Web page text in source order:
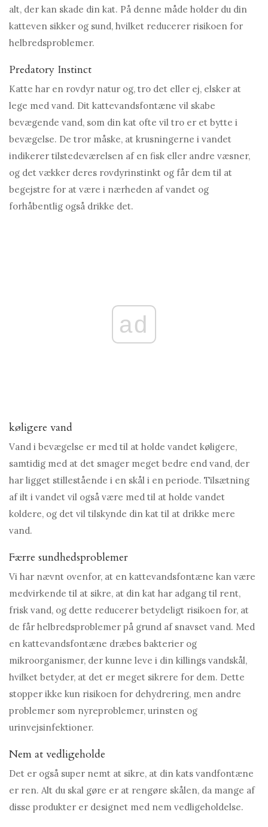
alt, der kan skade din kat. På denne måde holder du din
katteven sikker og sund, hvilket reducerer risikoen for
helbredsproblemer.
Predatory Instinct
Katte har en rovdyr natur og, tro det eller ej, elsker at
lege med vand. Dit kattevandsfontæne vil skabe
bevægende vand, som din kat ofte vil tro er et bytte i
bevægelse. De tror måske, at krusningerne i vandet
indikerer tilstedeværelsen af ​​en fisk eller andre væsner,
og det vækker deres rovdyrinstinkt og får dem til at
begejstre for at være i nærheden af ​​vandet og
forhåbentlig også drikke det.
ad
køligere vand
Vand i bevægelse er med til at holde vandet køligere,
samtidig med at det smager meget bedre end vand, der
har ligget stillestående i en skål i en periode. Tilsætning
af ilt i vandet vil også være med til at holde vandet
koldere, og det vil tilskynde din kat til at drikke mere
vand.
Færre sundhedsproblemer
Vi har nævnt ovenfor, at en kattevandsfontæne kan være
medvirkende til at sikre, at din kat har adgang til rent,
frisk vand, og dette reducerer betydeligt risikoen for, at
de får helbredsproblemer på grund af snavset vand. Med
en kattevandsfontæne dræbes bakterier og
mikroorganismer, der kunne leve i din killings vandskål,
hvilket betyder, at det er meget sikrere for dem. Dette
stopper ikke kun risikoen for dehydrering, men andre
problemer som nyreproblemer, urinsten og
urinvejsinfektioner.
Nem at vedligeholde
Det er også super nemt at sikre, at din kats vandfontæne
er ren. Alt du skal gøre er at rengøre skålen, da mange af
disse produkter er designet med nem vedligeholdelse.